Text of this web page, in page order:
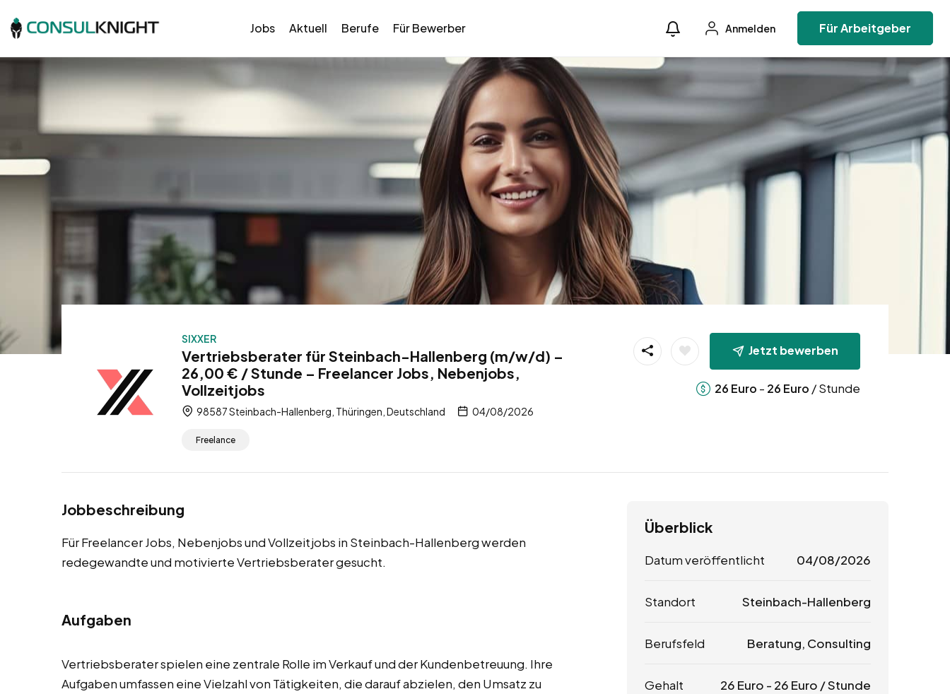
Jobs Aktuell Berufe Für Bewerber Anmelden Für Arbeitgeber
SIXXER
Vertriebsberater für Steinbach-Hallenberg (m/w/d) –
26,00 € / Stunde – Freelancer Jobs, Nebenjobs,
Vollzeitjobs
98587 Steinbach-Hallenberg, Thüringen, Deutschland 04/08/2026
Freelance
Jetzt bewerben
26 Euro - 26 Euro / Stunde
Jobbeschreibung
Für Freelancer Jobs, Nebenjobs und Vollzeitjobs in Steinbach-Hallenberg werden
redegewandte und motivierte Vertriebsberater gesucht.
Aufgaben
Vertriebsberater spielen eine zentrale Rolle im Verkauf und der Kundenbetreuung. Ihre
Aufgaben umfassen eine Vielzahl von Tätigkeiten, die darauf abzielen, den Umsatz zu
Überblick
Datum veröffentlicht 04/08/2026
Standort Steinbach-Hallenberg
Berufsfeld Beratung, Consulting
Gehalt 26 Euro - 26 Euro / Stunde